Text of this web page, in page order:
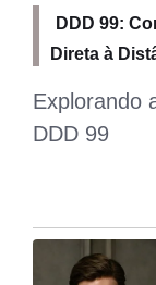
DDD 99:
Direta à
Explorando
DDD 99